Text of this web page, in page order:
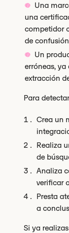
Una
una
competidor
de
Un
erróneas,
extracción
Para
Crea un
Realiza
de
Analiza
verificar
Presta
a
Si ya